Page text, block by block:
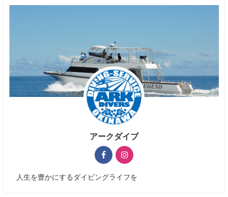
アークダイブ
人生を豊かにするダイビングライフを